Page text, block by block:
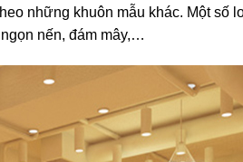
những khuôn mẫu khác. Một số
nến, đám mây,…